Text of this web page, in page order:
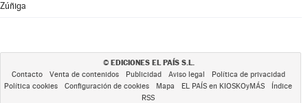
Zúñiga
© EDICIONES EL PAÍS S.L.
Contacto Venta de contenidos Publicidad Aviso legal
Política de privacidad
Política cookies
Configuración de cookies Mapa EL PAÍS en KIOSKOyMÁS
Índice
RSS